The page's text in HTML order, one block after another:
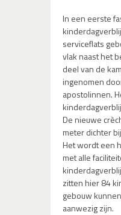
In een eerste
serviceflats
vlak naast het
deel van de
ingenomen
apostolinnen.
De nieuwe
meter dichter
Het wordt een
met alle
zitten hier 84
gebouw
aanwezig zijn.